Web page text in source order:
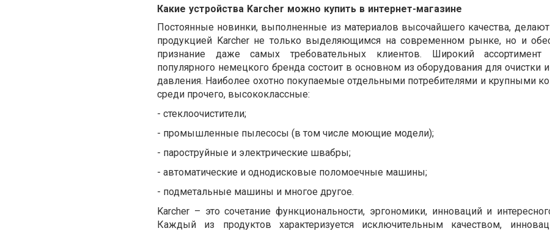
Какие устройства Karcher можно купить в интернет-магазине
Постоянные новинки, выполненные из материалов высочайшего качества, делают
продукцией Karcher не только выделяющимся на современном рынке, но и
признание
даже самых требовательных клиентов. Широкий ассортимент
популярного немецкого бренда состоит в основном из оборудования для очистки и
давления. Наиболее охотно покупаемые отдельными потребителями и крупными
среди прочего, высококлассные:
- стеклоочистители;
- промышленные пылесосы (в том числе моющие модели);
- пароструйные и электрические швабры;
- автоматические и однодисковые поломоечные машины;
- подметальные машины и многое другое.
Karcher – это сочетание функциональности, эргономики, инноваций и
Каждый
из продуктов характеризуется исключительным качеством,